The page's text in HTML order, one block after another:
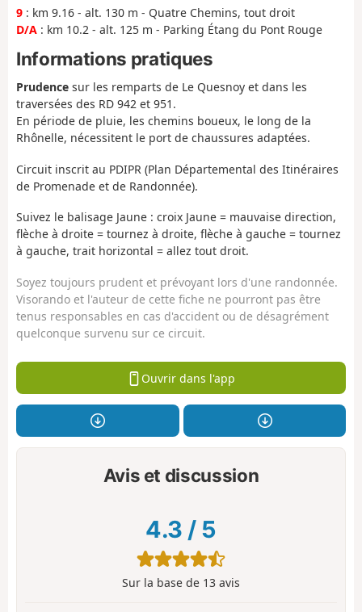
9 : km 9.16 - alt. 130 m - Quatre Chemins, tout droit
D/A : km 10.2 - alt. 125 m - Parking Étang du Pont Rouge
Informations pratiques
Prudence sur les remparts de Le Quesnoy et dans les
traversées des RD 942 et 951.
En période de pluie, les chemins boueux, le long de la
Rhônelle, nécessitent le port de chaussures adaptées.
Circuit inscrit au PDIPR (Plan Départemental des Itinéraires
de Promenade et de Randonnée).
Suivez le balisage Jaune : croix Jaune = mauvaise direction,
flèche à droite = tournez à droite, flèche à gauche = tournez
à gauche, trait horizontal = allez tout droit.
Soyez toujours prudent et prévoyant lors d'une randonnée.
Visorando et l'auteur de cette fiche ne pourront pas être
tenus responsables en cas d'accident ou de désagrément
quelconque survenu sur ce circuit.
Ouvrir dans l'app
Avis et discussion
4.3 / 5
Sur la base de 13 avis